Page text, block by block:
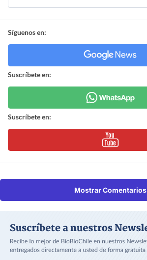
Síguenos en:
Suscríbete en:
Suscríbete en:
Mostrar Comentarios